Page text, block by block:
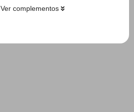
Ver complementos